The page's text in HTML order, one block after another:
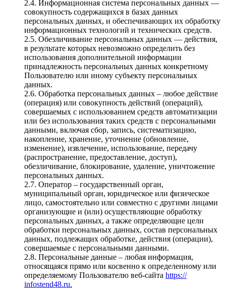
2.4. Информационная система персональных данных —
совокупность содержащихся в базах данных
персональных данных, и обеспечивающих их обработку
информационных технологий и технических средств.
2.5. Обезличивание персональных данных — действия,
в результате которых невозможно определить без
использования дополнительной информации
принадлежность персональных данных конкретному
Пользователю или иному субъекту персональных
данных.
2.6. Обработка персональных данных – любое действие
(операция) или совокупность действий (операций),
совершаемых с использованием средств автоматизации
или без использования таких средств с персональными
данными, включая сбор, запись, систематизацию,
накопление, хранение, уточнение (обновление,
изменение), извлечение, использование, передачу
(распространение, предоставление, доступ),
обезличивание, блокирование, удаление, уничтожение
персональных данных.
2.7. Оператор – государственный орган,
муниципальный орган, юридическое или физическое
лицо, самостоятельно или совместно с другими лицами
организующие и (или) осуществляющие обработку
персональных данных, а также определяющие цели
обработки персональных данных, состав персональных
данных, подлежащих обработке, действия (операции),
совершаемые с персональными данными.
2.8. Персональные данные – любая информация,
относящаяся прямо или косвенно к определенному или
определяемому Пользователю веб-сайта https://
infostend48.ru.